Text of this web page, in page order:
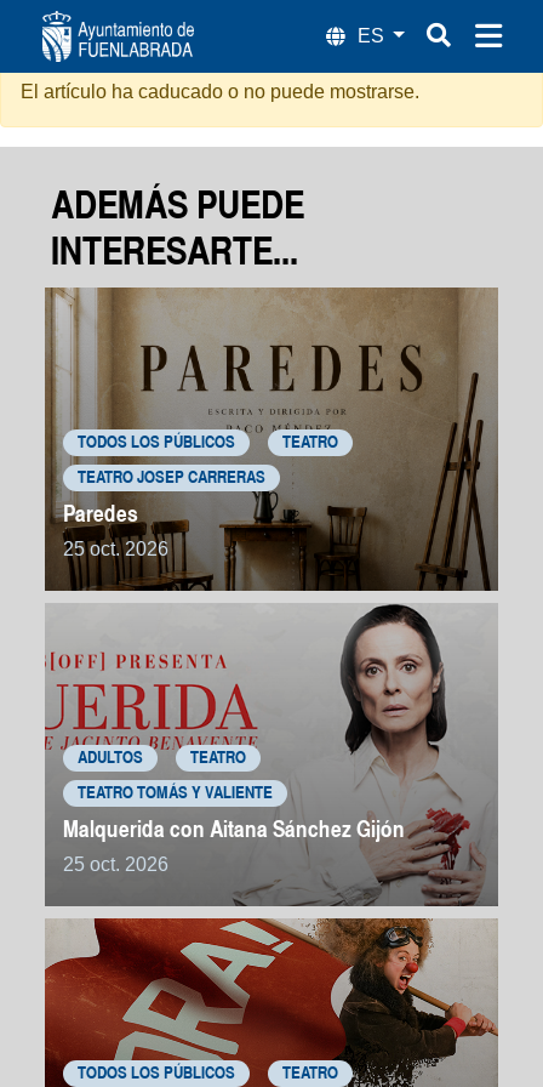
Orejas de Mariposa
El artículo ha caducado o no puede mostrarse.
ADEMÁS PUEDE
INTERESARTE...
TODOS LOS PÚBLICOS TEATRO
TEATRO JOSEP CARRERAS
Paredes
25 oct. 2026
ADULTOS TEATRO
TEATRO TOMÁS Y VALIENTE
Malquerida con Aitana Sánchez Gijón
25 oct. 2026
TODOS LOS PÚBLICOS TEATRO